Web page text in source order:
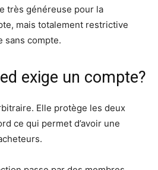
très généreuse pour la
mais totalement restrictive
sans compte.
exige un compte?
Elle protège les deux
ce qui permet d’avoir une